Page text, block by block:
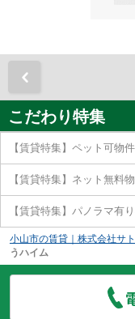
こだわり特集
【賃貸特集】ペット可物件
【賃貸特集】ネット無料
【賃貸特集】パノラマ有
小山市の賃貸｜株式会社サ
うハイム